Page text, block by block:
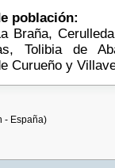
población:
Braña,
Tolibia de
Curueño y
- España)